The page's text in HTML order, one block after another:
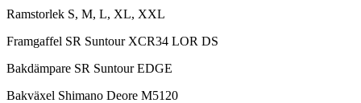
Ramstorlek S, M, L, XL, XXL
Framgaffel SR Suntour XCR34 LOR DS
Bakdämpare SR Suntour EDGE
Bakväxel Shimano Deore M5120